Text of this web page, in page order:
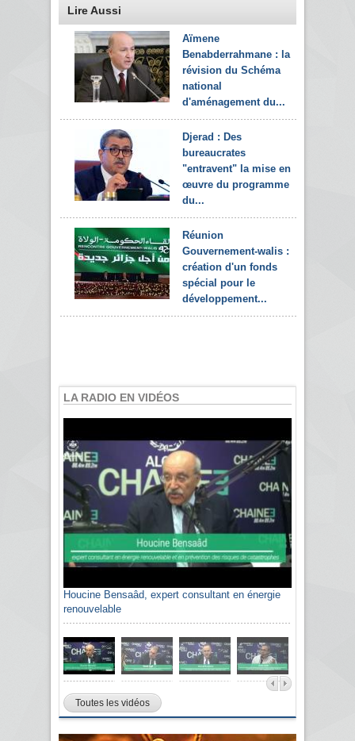
Lire Aussi
Aïmene
Benabderrahmane : la
révision du Schéma
national
d'aménagement du...
Djerad : Des
bureaucrates
"entravent" la mise en
œuvre du programme
du...
Réunion
Gouvernement-walis :
création d'un fonds
spécial pour le
développement...
LA RADIO EN VIDÉOS
Houcine Bensaâd, expert consultant en énergie
renouvelable
Toutes les vidéos